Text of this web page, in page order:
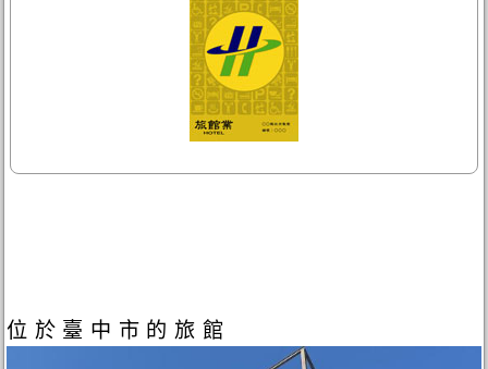
位於臺中市的旅館